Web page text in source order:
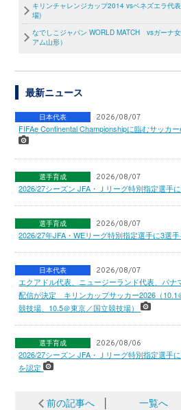
キリンチャレンジカップ2014 vsベネズエラ代
場)
なでしこジャパン WORLD MATCH vsガーナ
アム山形）
最新ニュース
日本代表 2026/08/07
FIFAe Continental Championshipに臨むサッカ
選手育成 2026/08/07
2026/27シーズン JFA・Ｊリーグ特別指定選手
選手育成 2026/08/07
2026/27年JFA・WEリーグ特別指定選手に3選
日本代表 2026/08/07
エクアドル代表、ニュージーランド代表、パナ
配信が決定 キリンカップサッカー2026（10.1
競技場、10.5＠東京／国立競技場）
選手育成 2026/08/06
2026/27シーズン JFA・Ｊリーグ特別指定選手
を認定
前の記事へ 一覧へ